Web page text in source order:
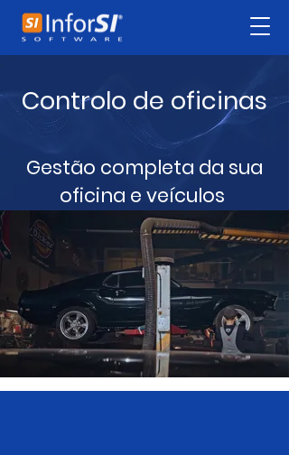
Controlo de oficinas
Gestão completa da sua
oficina e veículos